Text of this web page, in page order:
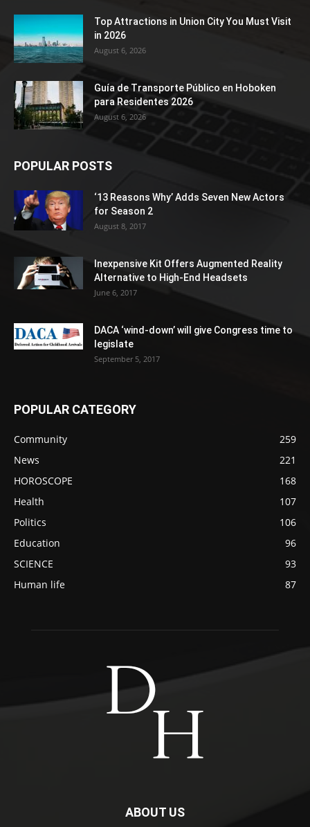
Top Attractions in Union City You Must Visit
in 2026
August 6, 2026
Guía de Transporte Público en Hoboken
para Residentes 2026
August 6, 2026
POPULAR POSTS
‘13 Reasons Why’ Adds Seven New Actors
for Season 2
August 8, 2017
Inexpensive Kit Offers Augmented Reality
Alternative to High-End Headsets
June 6, 2017
DACA ‘wind-down’ will give Congress time to
legislate
September 5, 2017
POPULAR CATEGORY
Community
259
News
221
HOROSCOPE
168
Health
107
Politics
106
Education
96
SCIENCE
93
Human life
87
ABOUT US